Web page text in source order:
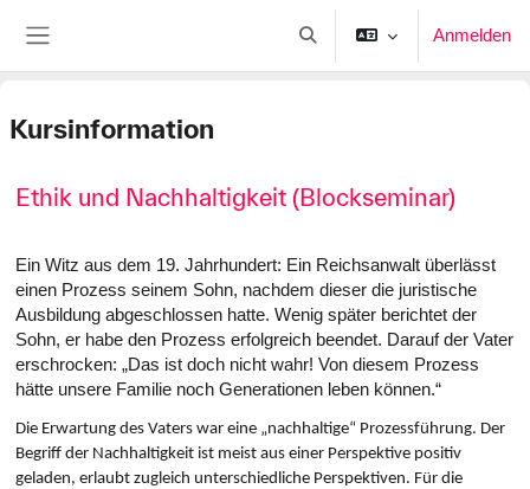
Sucheingabe umschalten
Anmelden
Kursinformation
Ethik und Nachhaltigkeit (Blockseminar)
Ein Witz aus dem 19. Jahrhundert: Ein Reichsanwalt überlässt
einen Prozess seinem Sohn, nachdem dieser die juristische
Ausbildung abgeschlossen hatte. Wenig später berichtet der
Sohn, er habe den Prozess erfolgreich beendet. Darauf der Vater
erschrocken: „Das ist doch nicht wahr! Von diesem Prozess
hätte unsere Familie noch Generationen leben können.“
Die Erwartung des Vaters war eine „nachhaltige“ Prozessführung. Der
Begriff der Nachhaltigkeit ist meist aus einer Perspektive positiv
geladen, erlaubt zugleich unterschiedliche Perspektiven. Für die